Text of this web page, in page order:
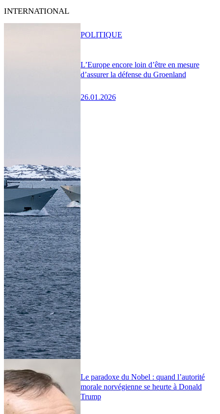
INTERNATIONAL
L’Europe encore loin d’être en mesure
d’assurer la défense du Groenland
26.01.2026
POLITIQUE
Le paradoxe du Nobel : quand l’autorité
morale norvégienne se heurte à Donald
Trump